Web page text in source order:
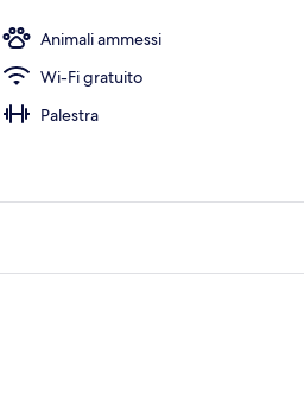
Animali ammessi
Wi-Fi gratuito
Palestra